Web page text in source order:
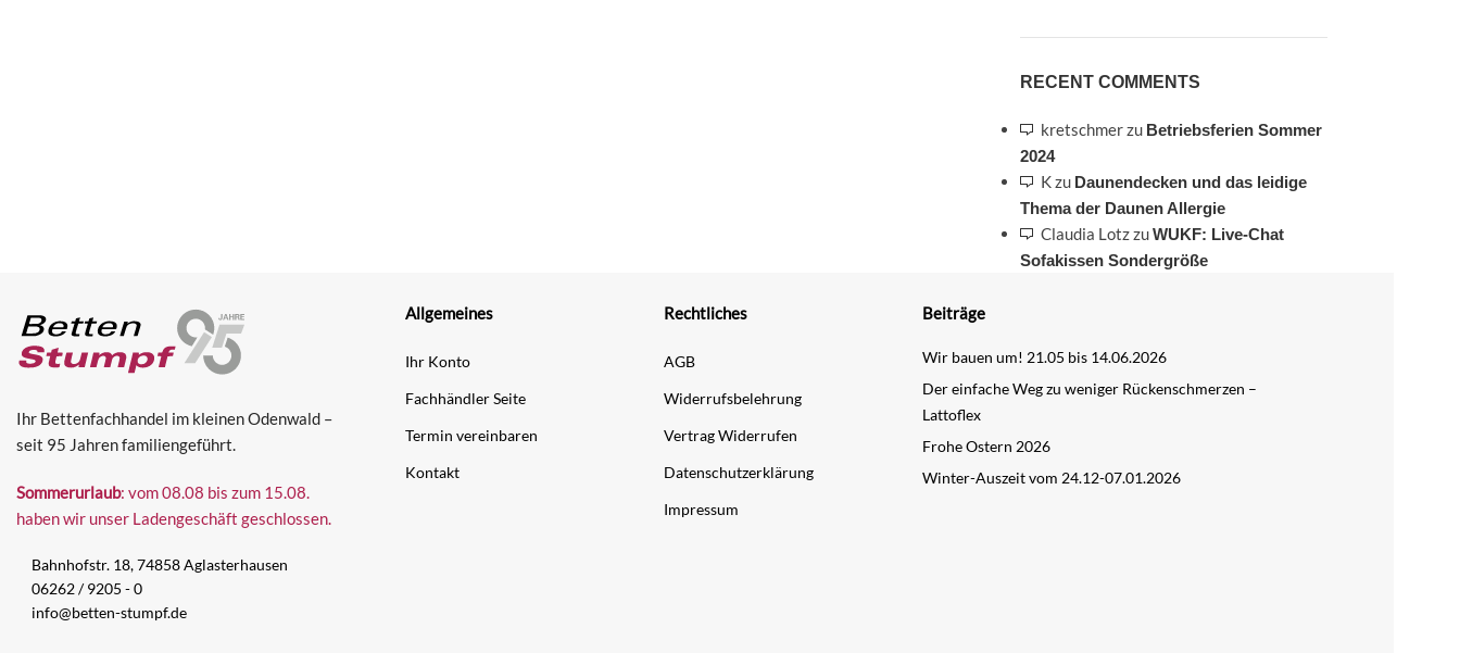
RECENT COMMENTS
kretschmerzu Betriebsferien Sommer
2024
Kzu Daunendecken und das leidige
Thema der Daunen Allergie
Claudia LotzzuWUKF: Live-Chat
Sofakissen Sondergröße
Ihr Bettenfachhandel im kleinen Odenwald –
seit 95 Jahren familiengeführt.
Sommerurlaub: vom 08.08 bis zum 15.08.
haben wir unser Ladengeschäft geschlossen.
Bahnhofstr. 18, 74858 Aglasterhausen
06262 / 9205 - 0
info@betten-stumpf.de
Allgemeines
Ihr Konto
Fachhändler Seite
Termin vereinbaren
Kontakt
Rechtliches
AGB
Widerrufsbelehrung
Vertrag Widerrufen
Datenschutzerklärung
Impressum
Beiträge
Wir bauen um! 21.05 bis 14.06.2026
Der einfache Weg zu weniger Rückenschmerzen –
Lattoflex
Frohe Ostern 2026
Winter-Auszeit vom 24.12-07.01.2026